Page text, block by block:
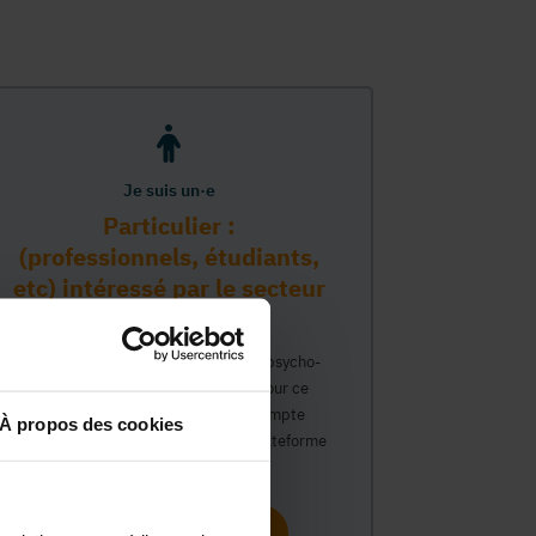
À propos des cookies
Je suis un·e
Particulier :
(professionnels, étudiants,
etc) intéressé par le secteur
PMS
Vous travaillez déjà dans le secteur psycho-
médico-social ou avez un intérêt pour ce
secteur et souhaitez obtenir un compte
personnel pour interagir sur notre plateforme